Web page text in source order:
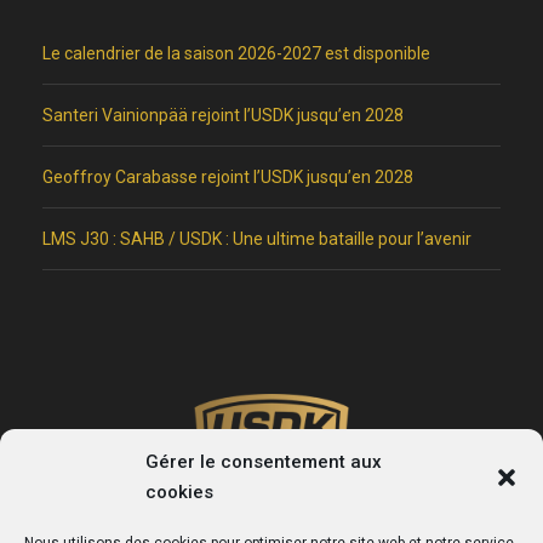
Gérer le consentement aux
cookies
Le calendrier de la saison 2026-2027 est disponible
Santeri Vainionpää rejoint l’USDK jusqu’en 2028
Geoffroy Carabasse rejoint l’USDK jusqu’en 2028
LMS J30 : SAHB / USDK : Une ultime bataille pour l’avenir